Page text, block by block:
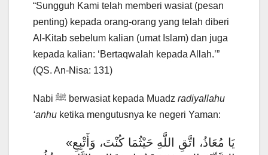
“Sungguh Kami telah memberi wasiat (pesan
penting) kepada orang-orang yang telah diberi
Al-Kitab sebelum kalian (umat Islam) dan juga
kepada kalian: ‘Bertaqwalah kepada Allah.’”
(QS. An-Nisa: 131)
Nabi ﷺ berwasiat kepada Muadz radiyallahu
‘anhu ketika mengutusnya ke negeri Yaman:
«يَا مُعَاذُ، اتَّقِ اللَّهِ حَيْثُمَا كُنْتَ، وَأَتْبِعِ